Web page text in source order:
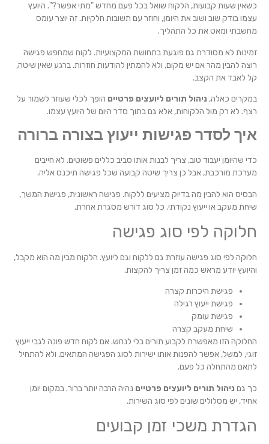
כשאין שעות קבועות, הלקוח שואל בכל פעם מחדש "מתי אפשר?". היועץ
עצמו בודק שוב ושוב את היומן, וחוזר עם תשובות חלקיות. זה יוצר עומס
מחשבתי ומאט את כל התהליך.
זמינות לא מסודרת גם פוגעת בתחושת המקצועיות. לקוח שמחפש פגישה
רוצה להבין מהר אם יש מקום, ולא להמתין להודעות חוזרות. ברגע שאין שיטה,
קל לאבד את הקצב.
במקרים כאלה, ניהול תורים ליועצים פרטיים הופך לכלי שעוזר לשמור על
רצף. לא רק מול הלקוחות, אלא גם בתוך סדר היום של היועץ עצמו.
איך לסדר פגישות ייעוץ בצורה ברורה
כדי שהיומן יעבוד טוב, צריך לבנות אותו סביב כללים פשוטים. לא חייבים
מערכת מורכבת, אבל כן צריך שיטה קבועה שכל פגישה תיכנס אליה.
הבסיס הוא להבין מה בדיוק מציעים ללקוח. פגישה ראשונית, פגישת המשך,
שיחת מעקב או ייעוץ נקודתי. כל סוג דורש מסגרת אחרת.
חלוקה לפי סוג פגישה
חלוקה לפי סוג פגישה עוזרת גם ללקוח וגם ליועץ. הלקוח מבין מה הוא מקבל,
והיועץ יודע מראש כמה זמן צריך להקצות.
פגישת היכרות קצרה
פגישת ייעוץ רגילה
פגישת עומק
שיחת מעקב קצרה
החלוקה הזו מאפשרת לקבוע תורים בלי לנחש. אם לקוח חדש פונה לגבי ייעוץ
זוגי, למשל, אפשר להפנות אותו ישירות לסוג הפגישה המתאים, ולא להתחיל
לתאם מהתחלה כל פעם.
כך גם ניהול תורים ליועצים פרטיים נהיה הרבה יותר ברור. במקום יומן
אחיד, יש מסלולים שונים לפי סוג השירות.
הגדרת משכי זמן קבועים